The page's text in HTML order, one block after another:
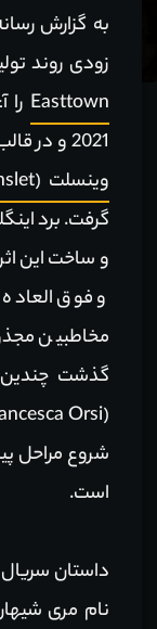
زودی روند
Easttown
2021 و در قالب یک مینی سریال با نقش آفرینی
وینسلت (Kate Winslet)
و ساخت این
و فوق
مخاطبین
گذشت چندین
شروع مراحل
است.
نام مری